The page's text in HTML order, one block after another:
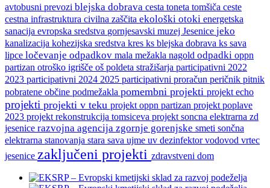
avtobusni prevozi blejska dobrava cesta toneta tomšiča ceste
cestna infrastruktura civilna zaščita ekološki otoki energetska
sanacija evropska sredstva gornjesavski muzej Jesenice jeko
kanalizacija kohezijska sredstva kres ks blejska dobrava ks sava
lipce ločevanje odpadkov mala mežakla nagold odpadki oppn
partizan otroško igrišče oš poldeta stražišarja participativni 2022
2023 participativni 2024 2025 participativni proračun peričnik pitnik
pobratene občine podmežakla pomembni projekti projekt echo
projekti projekti v teku projekt oppn partizan projekt poplave
2023 projekt rekonstrukcija tomsiceva projekt soncna elektrarna zd
jesenice razvojna agencija zgornje gorenjske smeti sončna
elektrarna stanovanja stara sava ujme uv dezinfektorvodovod vrtec
jesenice zaključeni projekti zdravstveni dom